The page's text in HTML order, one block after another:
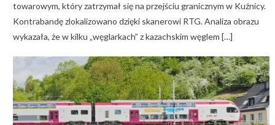
towarowym, który zatrzymał się na przejściu granicznym w Kuźnicy.
Kontrabandę zlokalizowano dzięki skanerowi RTG. Analiza obrazu
wykazała, że w kilku „węglarkach” z kazachskim węglem […]